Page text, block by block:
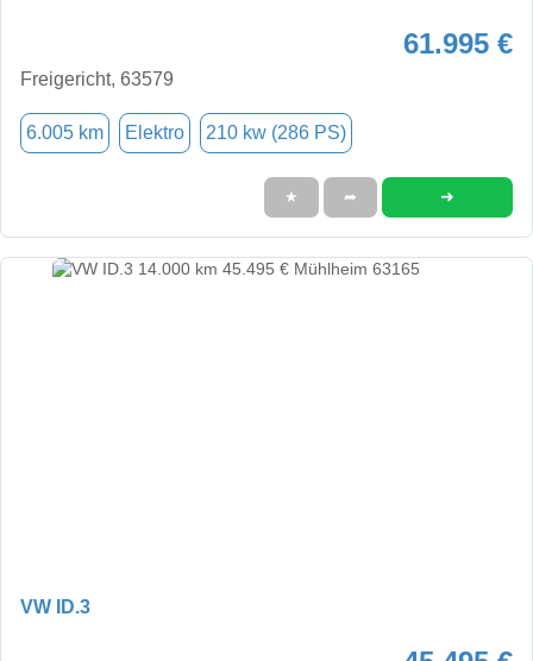
61.995 €
Freigericht, 63579
6.005 km Elektro 210 kw (286 PS)
★ ➦ ➜
VW ID.3